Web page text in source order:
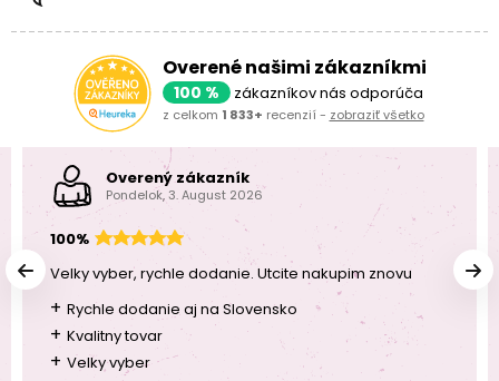
Overené našimi zákazníkmi
100 % zákazníkov nás odporúča
z celkom 1 833+ recenzií - zobraziť všetko
Overený zákazník
Pondelok, 3. August 2026
100%
Velky vyber, rychle dodanie. Utcite nakupim znovu
+ Rychle dodanie aj na Slovensko
+ Kvalitny tovar
+ Velky vyber